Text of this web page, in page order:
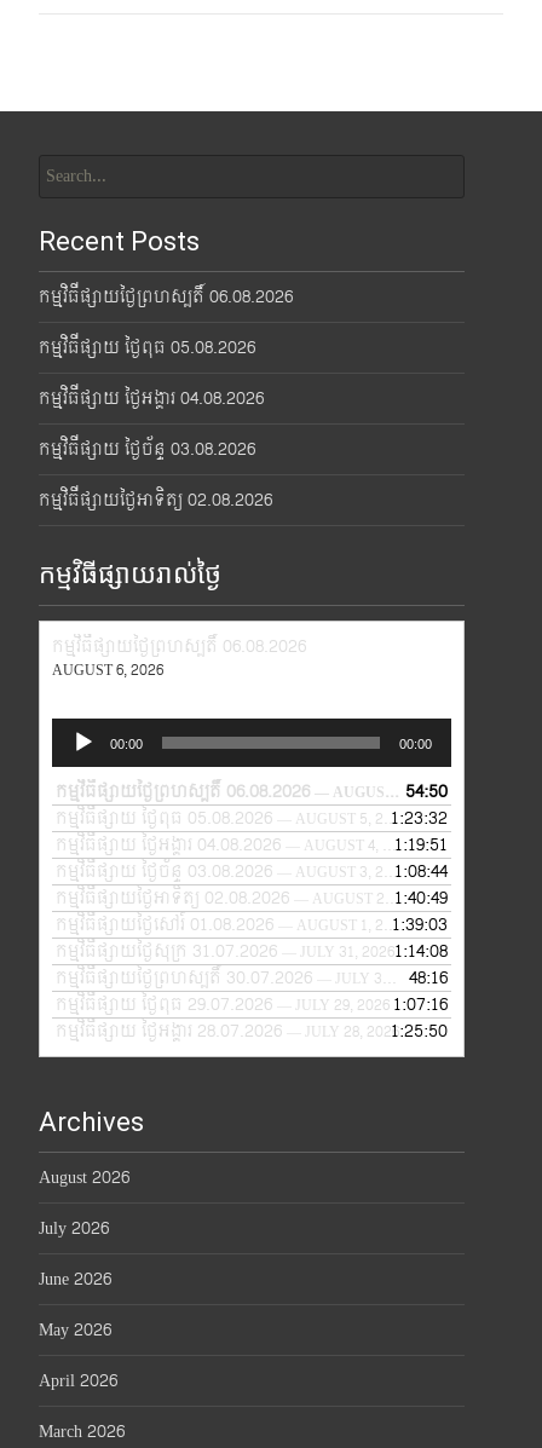
for:
Recent Posts
កម្មវិធីផ្សាយថ្ងៃព្រហស្បតិ៍ 06.08.2026
កម្មវិធីផ្សាយ ថ្ងៃពុធ 05.08.2026
កម្មវិធីផ្សាយ ថ្ងៃអង្គារ 04.08.2026
កម្មវិធីផ្សាយ ថ្ងៃច័ន្ទ 03.08.2026
កម្មវិធីផ្សាយថ្ងៃអាទិត្យ 02.08.2026
កម្មវិធីផ្សាយរាល់ថ្ងៃ
កម្មវិធីផ្សាយថ្ងៃព្រហស្បតិ៍ 06.08.2026
AUGUST 6, 2026
Audio
Player
00:00 00:00
កម្មវិធីផ្សាយថ្ងៃព្រហស្បតិ៍ 06.08.2026— AUGUST 6, 2026
54:50
កម្មវិធីផ្សាយ ថ្ងៃពុធ 05.08.2026
— AUGUST 5, 2026 1:23:32
កម្មវិធីផ្សាយ ថ្ងៃអង្គារ 04.08.2026
— AUGUST 4, 2026
1:19:51
កម្មវិធីផ្សាយ ថ្ងៃច័ន្ទ 03.08.2026
— AUGUST 3, 2026 1:08:44
កម្មវិធីផ្សាយថ្ងៃអាទិត្យ 02.08.2026
— AUGUST 2, 2026 1:40:49
កម្មវិធីផ្សាយថ្ងៃសៅរ៍ 01.08.2026
— AUGUST 1, 2026 1:39:03
កម្មវិធីផ្សាយថ្ងៃសុក្រ 31.07.2026
— JULY 31, 20261:14:08
កម្មវិធីផ្សាយថ្ងៃព្រហស្បតិ៍ 30.07.2026
— JULY 30, 2026
48:16
កម្មវិធីផ្សាយ ថ្ងៃពុធ 29.07.2026
— JULY 29, 20261:07:16
កម្មវិធីផ្សាយ ថ្ងៃអង្គារ 28.07.2026
— JULY 28, 20261:25:50
Archives
August 2026
July 2026
June 2026
May 2026
April 2026
March 2026